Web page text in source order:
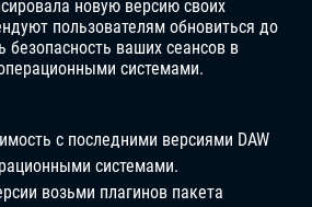
новую версию своих
пользователям обновиться до
безопасность ваших сеансов в
системами.
с последними версиями DAW
системами.
возьми плагинов пакета